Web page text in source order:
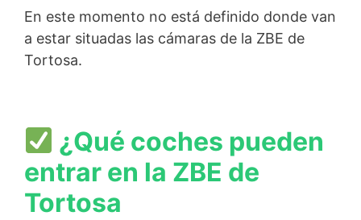
En este momento no está definido donde van
a estar situadas las cámaras de la ZBE de
Tortosa.
¿Qué coches pueden
entrar en la ZBE de
Tortosa